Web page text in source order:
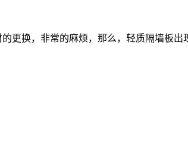
更换，非常的麻烦，那么，轻质隔墙板